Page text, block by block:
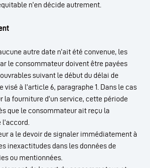
n’en décide autrement.
autre date n’ait été convenue, les
le consommateur doivent être payées
suivant le début du délai de
visé à l’article 6, paragraphe 1. Dans le cas
la fourniture d’un service, cette période
que le consommateur ait reçu la
a le devoir de signaler immédiatement à
inexactitudes dans les données de
ou mentionnées.